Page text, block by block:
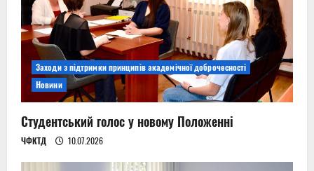
Заходи з підтримки принципів академічної доброчесності
Новини
Студентський голос у новому Положенні
ЧФКТД 10.07.2026